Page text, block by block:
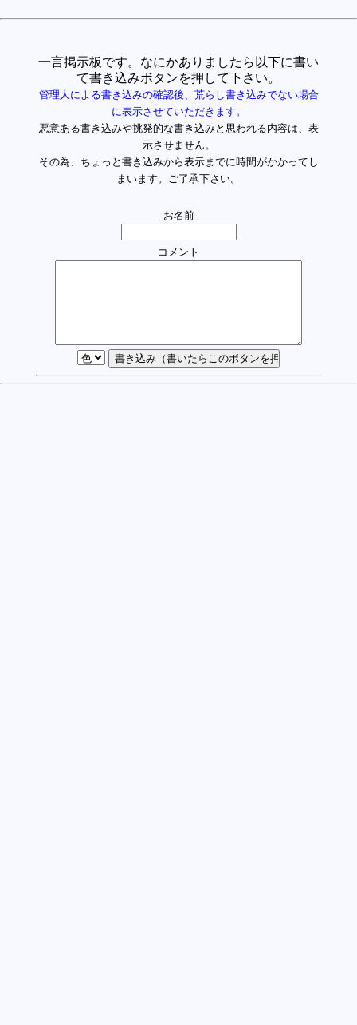
一言掲示板です。なにかありましたら以下に書い
て書き込みボタンを押して下さい。
管理人による書き込みの確認後、荒らし書き込みでない場合
に表示させていただきます。
悪意ある書き込みや挑発的な書き込みと思われる内容は、表
示させません。
その為、ちょっと書き込みから表示までに時間がかかってし
まいます。ご了承下さい。
お名前
コメント